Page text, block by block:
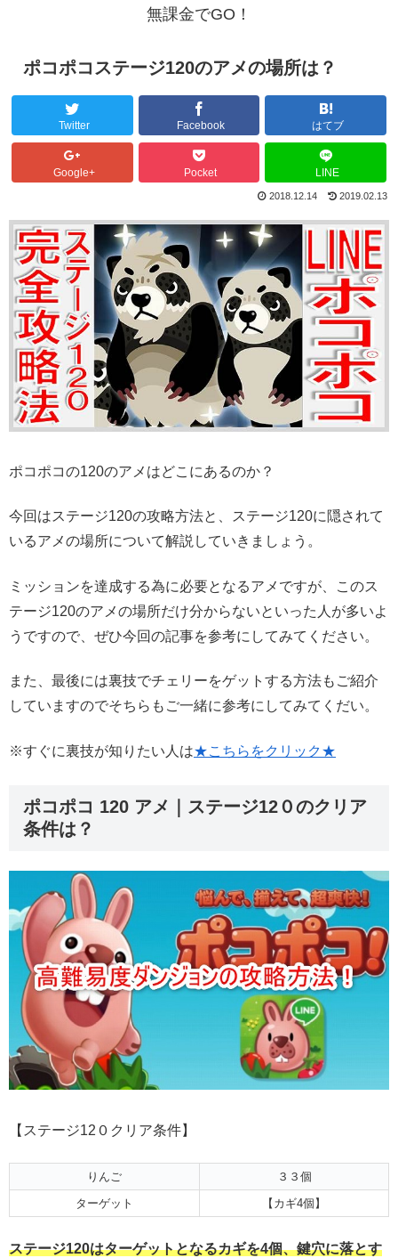
無課金でGO！
ポコポコステージ120のアメの場所は？
Twitter Facebook はてブ
Google+ Pocket LINE
2018.12.14 2019.02.13
ポコポコの120のアメはどこにあるのか？
今回はステージ120の攻略方法と、ステージ120に隠されて
いるアメの場所について解説していきましょう。
ミッションを達成する為に必要となるアメですが、このス
テージ120のアメの場所だけ分からないといった人が多いよ
うですので、ぜひ今回の記事を参考にしてみてください。
また、最後には裏技でチェリーをゲットする方法もご紹介
していますのでそちらもご一緒に参考にしてみてくだい。
※すぐに裏技が知りたい人は★こちらをクリック★
ポコポコ 120 アメ｜ステージ12０のクリア
条件は？
【ステージ12０クリア条件】
りんご
３３個
ターゲット
【カギ4個】
ステージ120はターゲットとなるカギを4個、鍵穴に落とす